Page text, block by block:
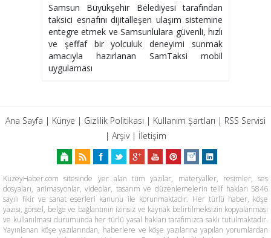
Samsun Büyükşehir Belediyesi tarafından
taksici esnafını dijitalleşen ulaşım sistemine
entegre etmek ve Samsunlulara güvenli, hızlı
ve şeffaf bir yolculuk deneyimi sunmak
amacıyla hazırlanan SamTaksi mobil
uygulaması
Ana Sayfa | Künye | Gizlilik Politikası | Kullanım Şartları | RSS Servisi
| Arşiv| İletişim
KuzeyHaber.com sitesinde yer alan tüm yazılar, materyaller, resimler, ses
dosyaları, animasyonlar, videolar, tasarım ve düzenlemelerin telif hakları 5846
sayılı fikir ve sanat eserleri kanunu ile korunmaktadır. Her türlü haber, köşe
yazısı, görsel, belge ve bağlantının izinsiz ve kaynak belirtilmeksizin kopyalanması
ve kullanılması durumunda her türlü yasal hakları tarafımızca saklı tutulmaktadır.
Yayınlanan köşe yazılarından, haberlere ve köşe yazılarına yapılan yorumlardan